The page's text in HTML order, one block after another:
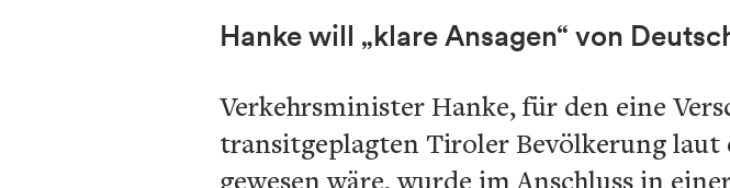
Hanke will „klare Ansagen“ von
Verkehrsminister Hanke, für den eine
transitgeplagten Tiroler Bevölkerung laut
gewesen wäre, wurde im Anschluss in